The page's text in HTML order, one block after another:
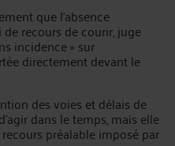
que l'absence
recours de courir, juge
incidence » sur
directement devant le
des voies et délais de
dans le temps, mais elle
préalable imposé par